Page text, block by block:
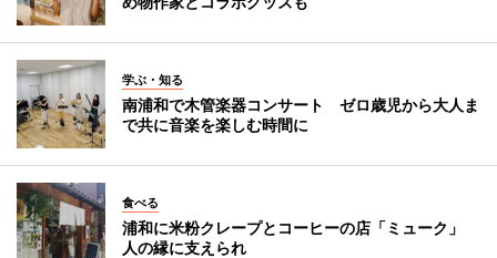
学ぶ・知る
南浦和で木管楽器コンサート ゼロ歳児から大人ま
で共に音楽を楽しむ時間に
食べる
浦和に米粉クレープとコーヒーの店「ミューク」
人の縁に支えられ